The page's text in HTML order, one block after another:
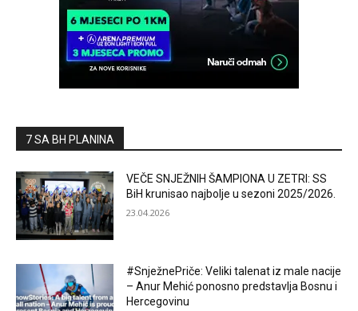
7 SA BH PLANINA
VEČE SNJEŽNIH ŠAMPIONA U ZETRI: SS
BiH krunisao najbolje u sezoni 2025/2026.
23.04.2026
#SnježnePriče: Veliki talenat iz male nacije
– Anur Mehić ponosno predstavlja Bosnu i
Hercegovinu